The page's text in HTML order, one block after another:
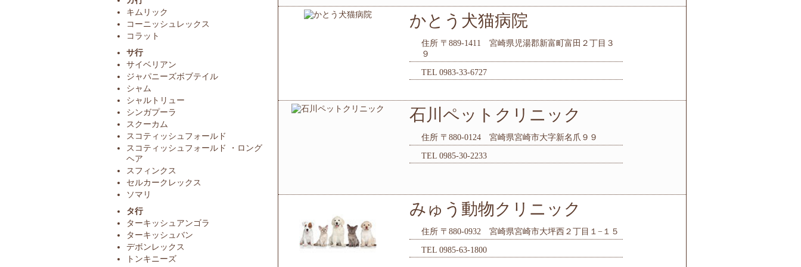
キムリック
コーニッシュレックス
コラット
サ行
サイベリアン
ジャパニーズボブテイル
シャム
シャルトリュー
シンガプーラ
スクーカム
スコティッシュフォールド
スコティッシュフォールド ・ロング
ヘア
スフィンクス
セルカークレックス
ソマリ
タ行
ターキッシュアンゴラ
ターキッシュバン
デボンレックス
トンキニーズ
かとう犬猫病院
住所 〒889-1411 宮崎県児湯郡新富町富田２丁目３
９
TEL 0983-33-6727
石川ペットクリニック
住所 〒880-0124 宮崎県宮崎市大字新名爪９９
TEL 0985-30-2233
みゅう動物クリニック
住所 〒880-0932 宮崎県宮崎市大坪西２丁目１−１５
TEL 0985-63-1800